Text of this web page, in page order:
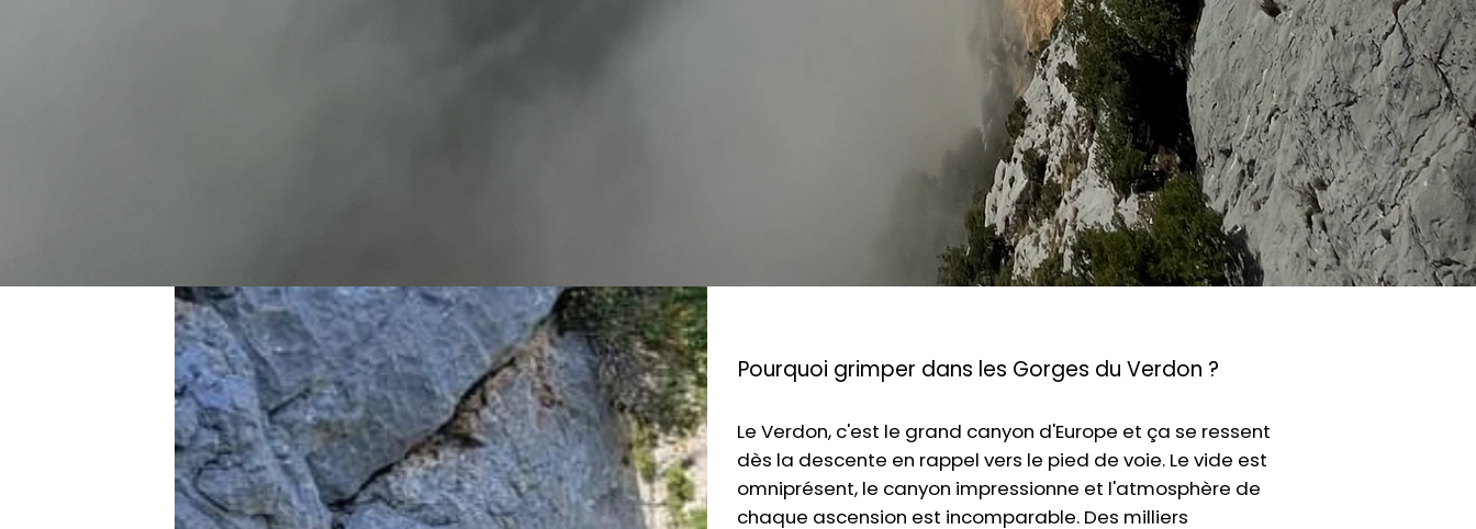
Pourquoi grimper dans les Gorges du Verdon ?
Le Verdon, c'est le grand canyon d'Europe et ça se ressent
dès la descente en rappel vers le pied de voie. Le vide est
omniprésent, le canyon impressionne et l'atmosphère de
chaque ascension est incomparable. Des milliers